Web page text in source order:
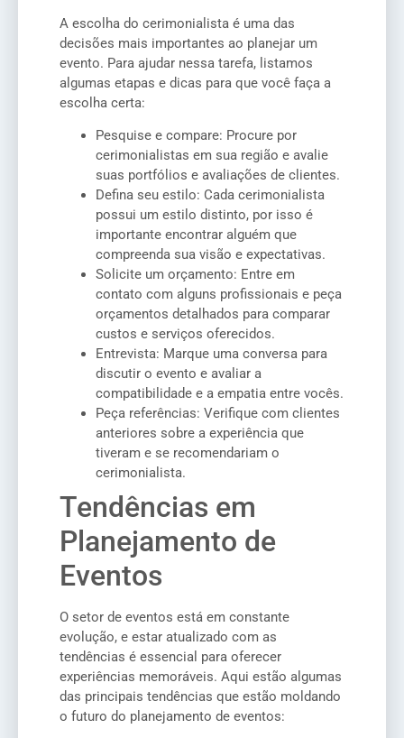
A escolha do cerimonialista é uma das
decisões mais importantes ao planejar um
evento. Para ajudar nessa tarefa, listamos
algumas etapas e dicas para que você faça a
escolha certa:
Pesquise e compare: Procure por
cerimonialistas em sua região e avalie
suas portfólios e avaliações de clientes.
Defina seu estilo: Cada cerimonialista
possui um estilo distinto, por isso é
importante encontrar alguém que
compreenda sua visão e expectativas.
Solicite um orçamento: Entre em
contato com alguns profissionais e peça
orçamentos detalhados para comparar
custos e serviços oferecidos.
Entrevista: Marque uma conversa para
discutir o evento e avaliar a
compatibilidade e a empatia entre vocês.
Peça referências: Verifique com clientes
anteriores sobre a experiência que
tiveram e se recomendariam o
cerimonialista.
Tendências em
Planejamento de
Eventos
O setor de eventos está em constante
evolução, e estar atualizado com as
tendências é essencial para oferecer
experiências memoráveis. Aqui estão algumas
das principais tendências que estão moldando
o futuro do planejamento de eventos: